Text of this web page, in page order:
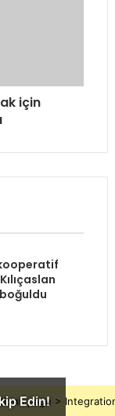
için
Edin!
page >